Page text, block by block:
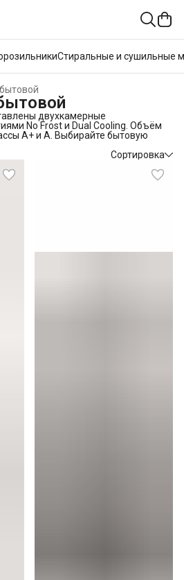
Стиральные и сушильные
двухкамерные
No Frost и Dual Cooling. Объём
A+ и A. Выбирайте бытовую
Сортировка